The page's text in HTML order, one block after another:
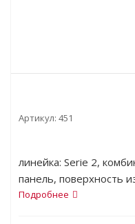
Артикул: 451
линейка: Serie 2,
панель, поверхность
переключатели
Подробнее